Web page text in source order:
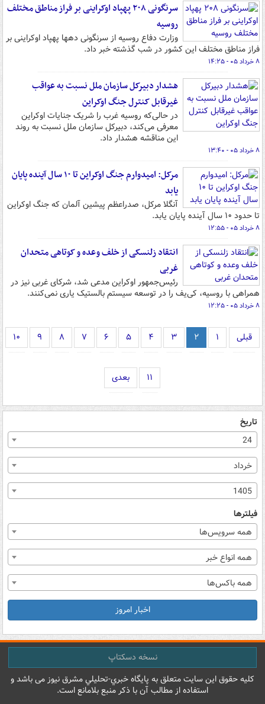
سرنگونی ۲۰۸ پهپاد اوکراینی بر فراز مناطق مختلف
روسیه
وزارت دفاع روسیه از سرنگونی دهها پهپاد اوکراینی بر
فراز مناطق مختلف این کشور در شب گذشته خبر داد.
۸ خرداد ۰۵ - ۱۴:۲۵
هشدار دبیرکل سازمان ملل نسبت به عواقب
غیرقابل کنترل جنگ اوکراین
در حالی‌که روسیه غرب را شریک جنایات اوکراین
معرفی می‌کند، دبیرکل سازمان ملل نسبت به روند
این مناقشه هشدار داد.
۸ خرداد ۰۵ - ۱۳:۴۰
مرکل: امیدوارم جنگ اوکراین تا ۱۰ سال آینده پایان
یابد
آنگلا مرکل، صدراعظم پیشین آلمان که جنگ اوکراین
تا حدود ۱۰ سال آینده پایان یابد.
۸ خرداد ۰۵ - ۱۲:۵۵
انتقاد زلنسکی از خلف وعده و کوتاهی متحدان
غربی
رئیس‌جمهور اوکراین مدعی شد، شرکای غربی نیز در
همراهی با روسیه، کی‌یف را در توسعه سیستم بالستیک یاری نمی‌کنند.
۸ خرداد ۰۵ - ۱۲:۲۵
قبلی ۱ ۲ ۳ ۴ ۵ ۶ ۷ ۸ ۹ ۱۰
۱۱ بعدی
تاریخ
24
خرداد
1405
فیلترها
همه سرویس‌ها
همه انواع خبر
همه باکس‌ها
اخبار امروز
نسخه دسکتاپ
کليه حقوق اين سايت متعلق به پایگاه خبري-تحليلي مشرق نيوز می باشد و
استفاده از مطالب آن با ذکر منبع بلامانع است.